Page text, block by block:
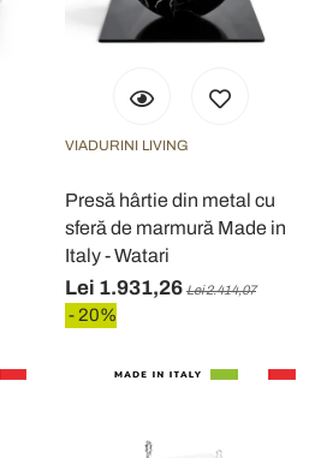
VIADURINI LIVING
Presă hârtie din metal cu
sferă de marmură Made in
Italy - Watari
Lei 1.931,26 Lei 2.414,07
- 20%